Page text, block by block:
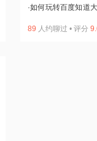
·如何玩转百度知道
89 人约聊过 • 评分